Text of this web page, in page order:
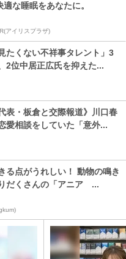
適な睡眠をあなたに。
アイリスプラザ)
たくない不祥事タレント」3
2位中居正広氏を抑えた...
表・板倉と交際報道》川口春
相談をしていた「意外...
る点がうれしい！ 動物の鳴き
だくさんの「アニア ...